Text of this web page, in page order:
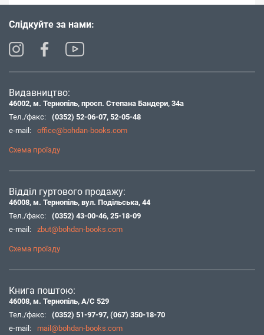
Слідкуйте за нами:
Видавництво:
46002, м. Тернопіль, просп. Степана Бандери, 34а
Тел./факс:
(0352) 52-06-07, 52-05-48
e-mail:
office@bohdan-books.com
Схема проїзду
Відділ гуртового продажу:
46008, м. Тернопіль, вул. Подільська, 44
Тел./факс:
(0352) 43-00-46, 25-18-09
e-mail:
zbut@bohdan-books.com
Схема проїзду
Книга поштою:
46008, м. Тернопіль, А/С 529
Тел./факс:
(0352) 51-97-97, (067) 350-18-70
e-mail:
mail@bohdan-books.com